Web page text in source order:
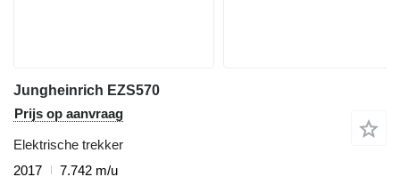
Jungheinrich EZS570
Prijs op aanvraag
Elektrische trekker
2017
7.742 m/u